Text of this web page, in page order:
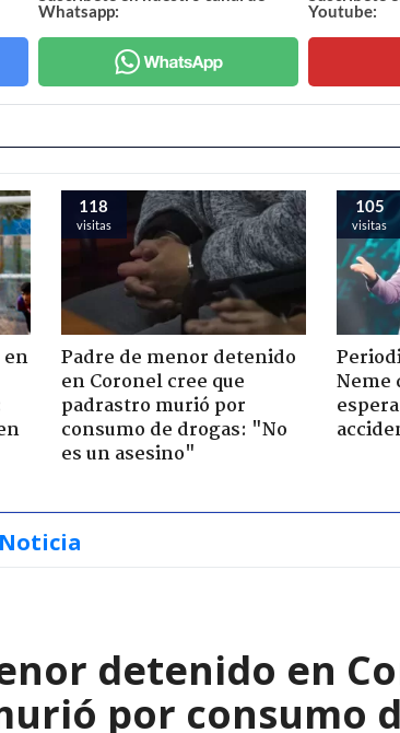
Whatsapp:
Youtube:
en
118
visitas
Padre de menor detenido
en Coronel cree que
padrastro murió por
consumo de drogas: "No
es un asesino"
105
visitas
Neme
detenido en
por consumo